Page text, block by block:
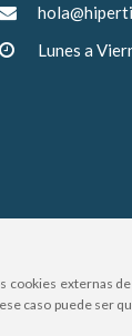
Lunes a
cookies externas
caso puede ser